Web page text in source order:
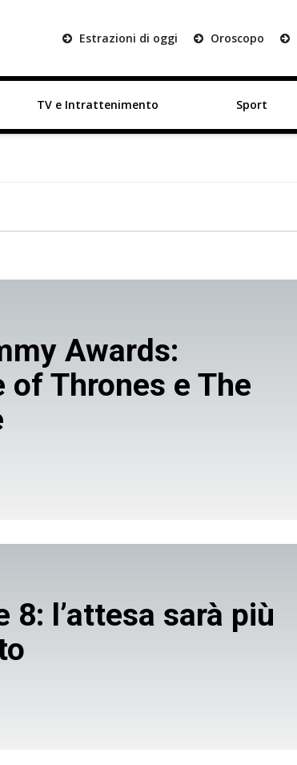
Estrazioni di oggi Oroscopo
TV e Intrattenimento Sport
Awards:
of Thrones e The
8: l’attesa sarà più